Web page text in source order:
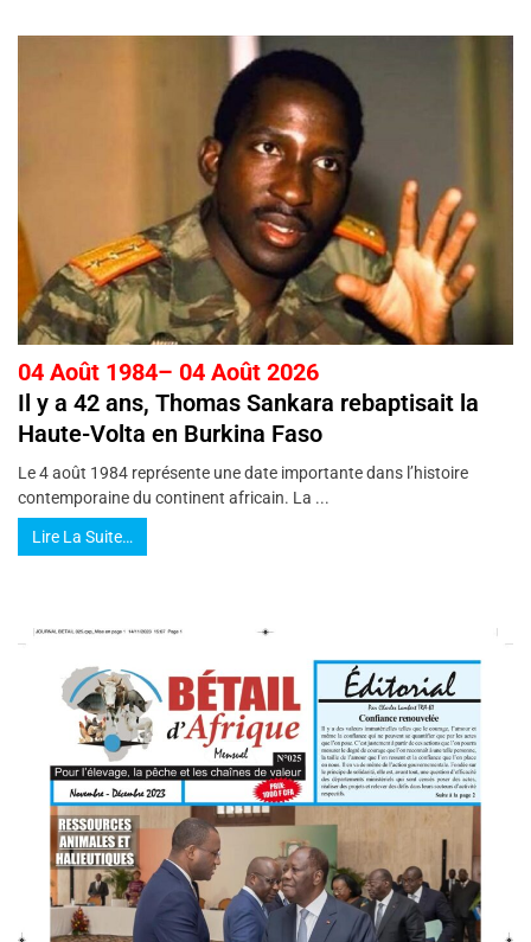
04 Août 1984– 04 Août 2026
Il y a 42 ans, Thomas Sankara rebaptisait la
Haute-Volta en Burkina Faso
Le 4 août 1984 représente une date importante dans l’histoire
contemporaine du continent africain. La ...
Lire La Suite…